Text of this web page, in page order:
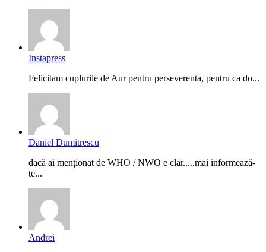
Instapress
Felicitam cuplurile de Aur pentru perseverenta, pentru ca do...
Daniel Dumitrescu
dacă ai menționat de WHO / NWO e clar.....mai informează-
te...
Andrei